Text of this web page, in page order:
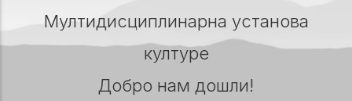
Мултидисциплинарна установа
културе
Добро нам дошли!